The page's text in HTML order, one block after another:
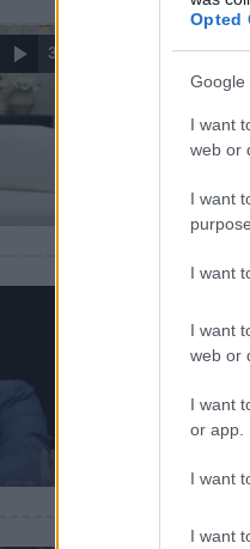
Opted
Google
I want
web or
I want
I want
I want
web or
I want
or app.
I want
I want
3:49
„Elég
Immáron a
Hajnóczy
adta. Ismerd